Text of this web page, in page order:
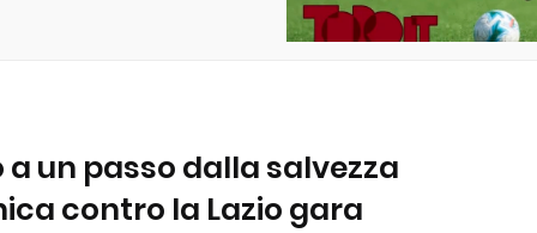
un passo dalla salvezza
contro la Lazio gara